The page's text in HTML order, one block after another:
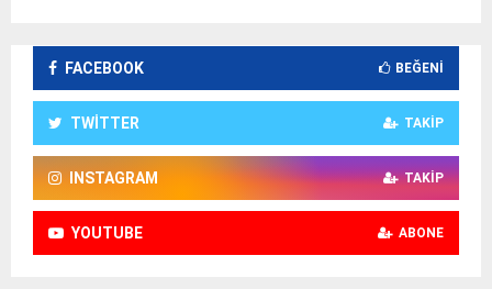
FACEBOOK BEĞENI
TWITTER TAKIP
INSTAGRAM TAKIP
YOUTUBE ABONE